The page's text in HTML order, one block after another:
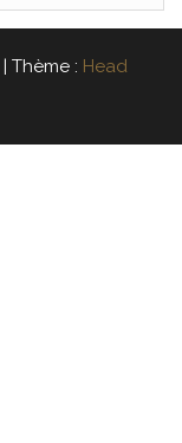
Thème : Head